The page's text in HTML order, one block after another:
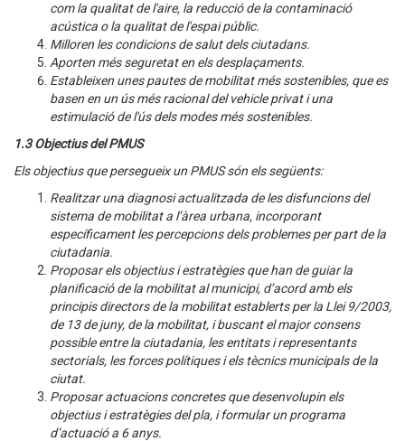
com la qualitat de l'aire, la reducció de la contaminació
acústica o la qualitat de l'espai públic.
Milloren les condicions de salut dels ciutadans.
Aporten més seguretat en els desplaçaments.
Estableixen unes pautes de mobilitat més sostenibles, que es
basen en un ús més racional del vehicle privat i una
estimulació de l'ús dels modes més sostenibles.
1.3 Objectius del PMUS
Els objectius que persegueix un PMUS són els següents:
Realitzar una diagnosi actualitzada de les disfuncions del
sistema de mobilitat a l’àrea urbana, incorporant
específicament les percepcions dels problemes per part de la
ciutadania.
Proposar els objectius i estratègies que han de guiar la
planificació de la mobilitat al municipi, d’acord amb els
principis directors de la mobilitat establerts per la Llei 9/2003,
de 13 de juny, de la mobilitat, i buscant el major consens
possible entre la ciutadania, les entitats i representants
sectorials, les forces polítiques i els tècnics municipals de la
ciutat.
Proposar actuacions concretes que desenvolupin els
objectius i estratègies del pla, i formular un programa
d’actuació a 6 anys.